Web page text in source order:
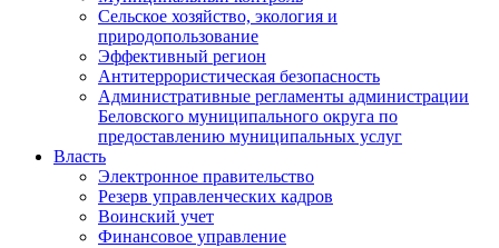
Сельское хозяйство, экология и
природопользование
Эффективный регион
Антитеррористическая безопасность
Административные регламенты администрации
Беловского муниципального округа по
предоставлению муниципальных услуг
Власть
Электронное правительство
Резерв управленческих кадров
Воинский учет
Финансовое управление